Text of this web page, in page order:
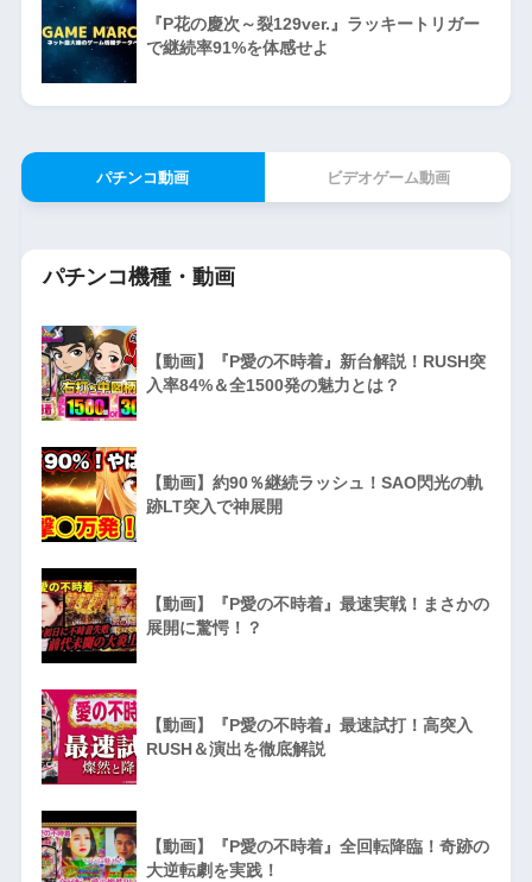
『P花の慶次～裂129ver.』ラッキートリガー
で継続率91%を体感せよ
パチンコ動画 ビデオゲーム動画
パチンコ機種・動画
【動画】『P愛の不時着』新台解説！RUSH突
入率84%＆全1500発の魅力とは？
【動画】約90％継続ラッシュ！SAO閃光の軌
跡LT突入で神展開
【動画】『P愛の不時着』最速実戦！まさかの
展開に驚愕！？
【動画】『P愛の不時着』最速試打！高突入
RUSH＆演出を徹底解説
【動画】『P愛の不時着』全回転降臨！奇跡の
大逆転劇を実践！